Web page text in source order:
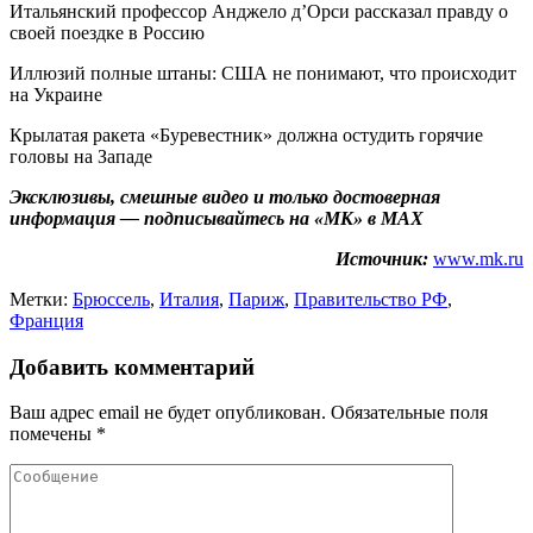
Итальянский профессор Анджело д’Орси рассказал правду о
своей поездке в Россию
Иллюзий полные штаны: США не понимают, что происходит
на Украине
Крылатая ракета «Буревестник» должна остудить горячие
головы на Западе
Эксклюзивы, смешные видео и только достоверная
информация — подписывайтесь на «МК» в MAX
Источник: www.mk.ru
Метки: Брюссель, Италия, Париж, Правительство РФ,
Франция
Добавить комментарий
Ваш адрес email не будет опубликован. Обязательные поля
помечены *